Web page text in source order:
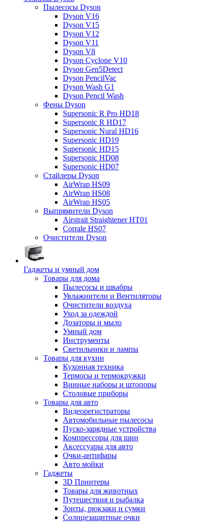
Пылесосы Dyson
Dyson V16
Dyson V15
Dyson V12
Dyson V11
Dyson V8
Dyson Cyclone V10
Dyson Gen5Detect
Dyson PencilVac
Dyson Wash G1
Dyson Pencil Wash
Фены Dyson
Supersonic R Pro HD18
Supersonic R HD17
Supersonic Nural HD16
Supersonic HD19
Supersonic HD15
Supersonic HD08
Supersonic HD07
Стайлеры Dyson
AirWrap HS09
AirWrap HS08
AirWrap HS05
Выпрямители Dyson
Airstrait Straightener HT01
Corrale HS07
Очистители Dyson
Гаджеты и умный дом
Товары для дома
Пылесосы и швабры
Увлажнители и Вентиляторы
Очистители воздуха
Уход за одеждой
Дозаторы и мыло
Умный дом
Инструменты
Светильники и лампы
Товары для кухни
Кухонная техника
Термосы и термокружки
Винные наборы и штопоры
Столовые приборы
Товары для авто
Видеорегистраторы
Автомобильные пылесосы
Пуско-зарядные устройства
Компрессоры для шин
Аксессуары для авто
Очки-антифары
Авто мойки
Гаджеты
3D Принтеры
Товары для животных
Путешествия и рыбалка
Зонты, рюкзаки и сумки
Солнцезащитные очки